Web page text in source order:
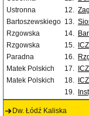
Ustronna
12.
Bartoszewskiego 13.
Rzgowska
14.
Rzgowska
15.
Paradna
16.
Matek Polskich
17.
Matek Polskich
18.
19.
Dw. Łódź Kaliska